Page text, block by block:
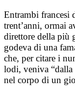
Entrambi francesi
trent’anni, ormai
direttore della più
godeva di una
che, per citare i
lodi, veniva “dalla
nel corpo di un